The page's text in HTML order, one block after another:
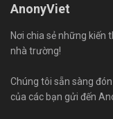
AnonyViet
Nơi chia sẻ những
nhà trường!
Chúng tôi sẵn sàng
của các bạn gửi đến